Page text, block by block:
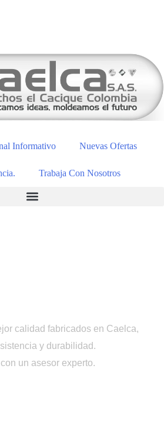
Informativo Nuevas Ofertas
Trabaja Con Nosotros
calidad fabricados en Caelca,
y durabilidad.
un asesor experto.